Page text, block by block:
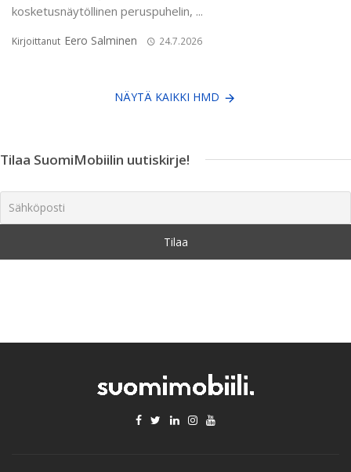
kosketusnäytöllinen peruspuhelin, ...
Kirjoittanut Eero Salminen 24.7.2026
NÄYTÄ KAIKKI HMD
Tilaa SuomiMobiilin uutiskirje!